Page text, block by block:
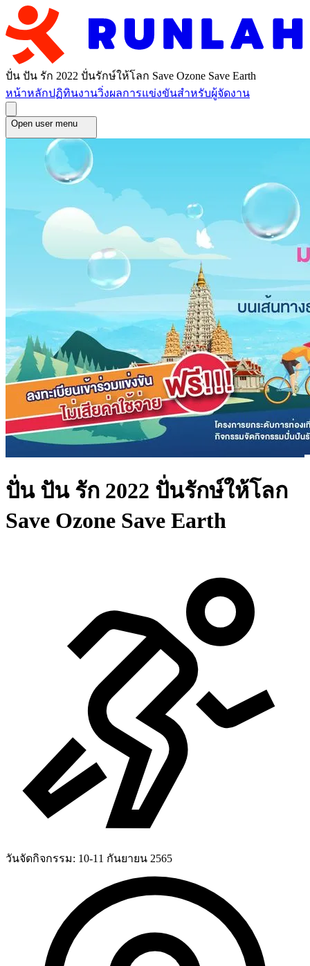
ปั่น ปัน รัก 2022 ปั่นรักษ์ให้โลก Save Ozone Save Earth
หน้าหลักปฏิทินงานวิ่งผลการแข่งขันสำหรับผู้จัดงาน
Open user menu
ปั่น ปัน รัก 2022 ปั่นรักษ์ให้โลก
Save Ozone Save Earth
วันจัดกิจกรรม: 10-11 กันยายน 2565